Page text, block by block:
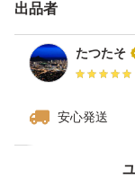
ようお願い申し上
商品の説明
2016年の発売時
これを、クレン
出品者
たつたそ
安心発送
価格の